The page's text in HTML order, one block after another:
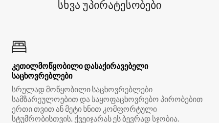
სხვა უპირატესობები
კეთილმოწყობილი დასაქირავებელი
საცხოვრებლები
სრულად მოწყობილი საცხოვრებლები
სამზარეულოებით და საყოფაცხოვრებო პირობებით
ერთი თვით ან მეტი ხნით კომფორტული
სტუმრობისთვის. ქვეიჯარას ეს ბევრად სჯობია.